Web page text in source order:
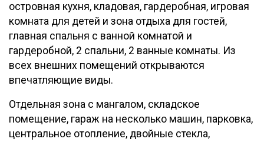
островная кухня, кладовая, гардеробная, игровая
комната для детей и зона отдыха для гостей,
главная спальня с ванной комнатой и
гардеробной, 2 спальни, 2 ванные комнаты. Из
всех внешних помещений открываются
впечатляющие виды.
Отдельная зона с мангалом, складское
помещение, гараж на несколько машин, парковка,
центральное отопление, двойные стекла,